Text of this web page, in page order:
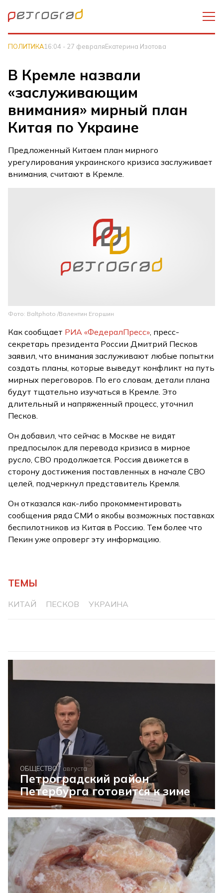
ПОЛИТИКА16:04 - 27 февраляЕкатерина Изотова
В Кремле назвали
«заслуживающим
внимания» мирный план
Китая по Украине
Предложенный Китаем план мирного
урегулирования украинского кризиса заслуживает
внимания, считают в Кремле.
Фото: Baltphoto /Валентин Егоршин
Как сообщает РИА «ФедералПресс» , пресс-
секретарь президента России Дмитрий Песков
заявил, что внимания заслуживают любые попытки
создать планы, которые выведут конфликт на путь
мирных переговоров. По его словам, детали плана
будут тщательно изучаться в Кремле. Это
длительный и напряженный процесс, уточнил
Песков.
Он добавил, что сейчас в Москве не видят
предпосылок для перевода кризиса в мирное
русло, СВО продолжается. Россия движется в
сторону достижения поставленных в начале СВО
целей, подчеркнул представитель Кремля.
Он отказался как-либо прокомментировать
сообщения ряда СМИ о якобы возможных поставках
беспилотников из Китая в Россию. Тем более что
Пекин уже опроверг эту информацию.
ТЕМЫ
КИТАЙ ПЕСКОВ УКРАИНА
ОБЩЕСТВО7 августа
Петроградский район
Петербурга готовится к зиме